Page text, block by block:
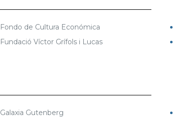
Fondo de Cultura Económica
Fundació Víctor Grífols i Lucas
Galaxia Gutenberg